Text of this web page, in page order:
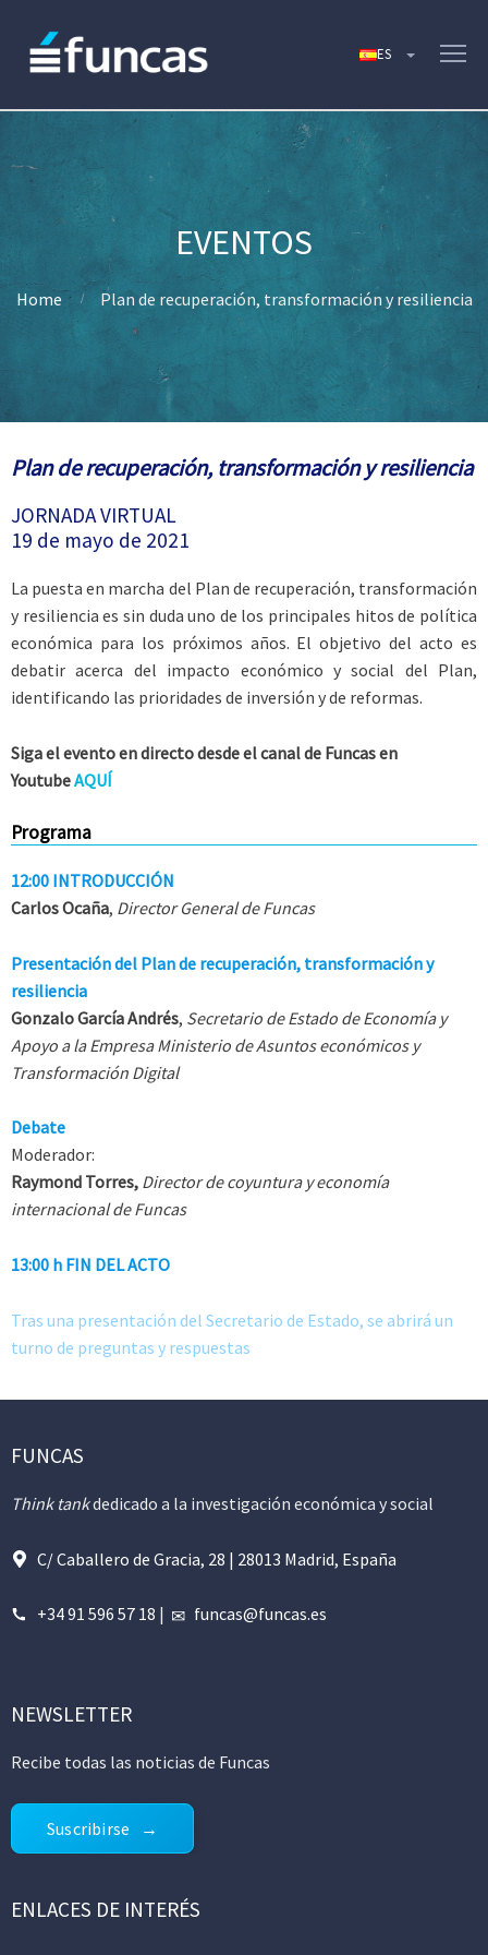
Home Plan de recuperación, transformación y resiliencia
Plan de recuperación, transformación y resiliencia
JORNADA VIRTUAL
19 de mayo de 2021
La puesta en marcha del Plan de recuperación, transformación
y resiliencia es sin duda uno de los principales hitos de política
económica para los próximos años. El objetivo del acto es
debatir acerca del impacto económico y social del Plan,
identificando las prioridades de inversión y de reformas.
Siga el evento en directo desde el canal de Funcas en
YoutubeAQUÍ
Programa
12:00 INTRODUCCIÓN
Carlos Ocaña, Director General de Funcas
Presentación del Plan de recuperación, transformación y
resiliencia
Gonzalo García Andrés, Secretario de Estado de Economía y
Apoyo a la Empresa Ministerio de Asuntos económicos y
Transformación Digital
Debate
Moderador:
Raymond Torres, Director de coyuntura y economía
internacional de Funcas
13:00 h FIN DEL ACTO
Tras una presentación del Secretario de Estado, se abrirá un
turno de preguntas y respuestas
FUNCAS
Think tankdedicado a la investigación económica y social
C/ Caballero de Gracia, 28 | 28013 Madrid, España
+34 91 596 57 18 | funcas@funcas.es
NEWSLETTER
Recibe todas las noticias de Funcas
Suscribirse
ENLACES DE INTERÉS